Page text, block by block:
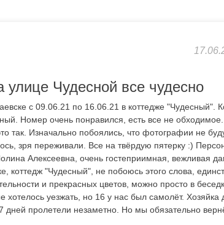
Чудесной все чудесно
с 09.06.21 по 16.06.21 в коттедже "Чудесный".
Номер очень понравился, есть все не обходимое.
так. Изначально побоялись, что фотографии не
зря переживали. Все на твёрдую пятерку :)
Алексеевна, очень гостеприимная, вежливая
коттедж "Чудесный", не побоюсь этого слова,
и прекрасных цветов, можно просто в
уезжать, но 16 у нас был самолёт. Хозяйка
пролетели незаметно. Но мы обязательно